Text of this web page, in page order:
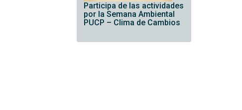
Participa de las actividades
por la Semana Ambiental
PUCP – Clima de Cambios